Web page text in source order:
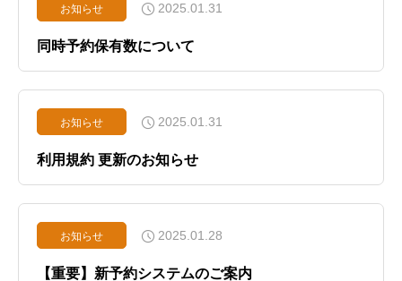
お知らせ 2025.01.31
同時予約保有数について
お知らせ 2025.01.31
利用規約 更新のお知らせ
お知らせ 2025.01.28
【重要】新予約システムのご案内